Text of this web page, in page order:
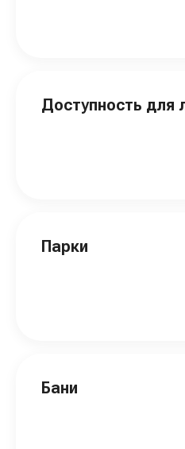
Доступность для
Парки
Бани